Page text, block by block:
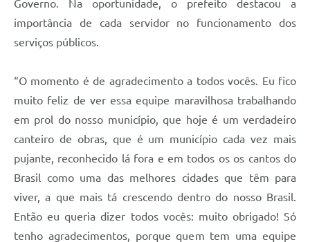
Governo. Na oportunidade, o prefeito destacou a
importância de cada servidor no funcionamento dos
serviços públicos.
“O momento é de agradecimento a todos vocês. Eu fico
muito feliz de ver essa equipe maravilhosa trabalhando
em prol do nosso município, que hoje é um verdadeiro
canteiro de obras, que é um município cada vez mais
pujante, reconhecido lá fora e em todos os os cantos do
Brasil como uma das melhores cidades que têm para
viver, a que mais tá crescendo dentro do nosso Brasil.
Então eu queria dizer todos vocês: muito obrigado! Só
tenho agradecimentos, porque quem tem uma equipe